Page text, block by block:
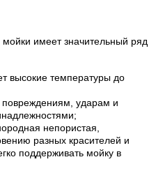
имеет значительный ряд
высокие температуры до
повреждениям, ударам и
непористая,
разных красителей и
поддерживать мойку в